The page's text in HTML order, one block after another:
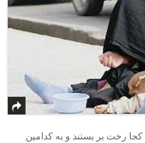
کجا رخت بر بستند و به کدامین